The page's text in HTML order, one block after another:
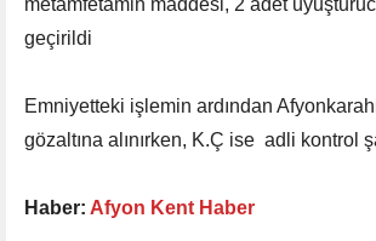
metamfetamin maddesi, 2 adet
geçirildi
Emniyetteki işlemin ardından
gözaltına alınırken, K.Ç ise adli kontrol
Haber: Afyon Kent Haber